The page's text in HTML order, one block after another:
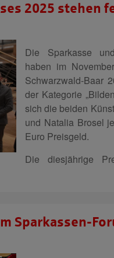
2025 stehen
Die Sparkasse
haben im
Schwarzwald-Baar
der Kategorie
sich die beiden
und Natalia Brosel
Euro Preisgeld.
Die diesjährige
Sparkassen-